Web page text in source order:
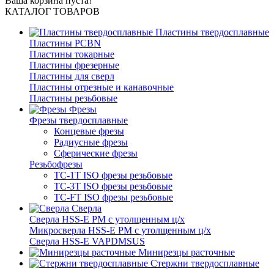
КАТАЛОГ ТОВАРОВ
Пластины твердосплавные
Пластины PCBN
Пластины токарные
Пластины фрезерные
Пластины для сверл
Пластины отрезные и канавочные
Пластины резьбовые
Фрезы
Фрезы твердосплавные
Концевые фрезы
Радиусные фрезы
Сферические фрезы
Резьбофрезы
TC-1T ISO фрезы резьбовые
TC-3T ISO фрезы резьбовые
TC-FT ISO фрезы резьбовые
Сверла
Cверла HSS-E PM c утолщенным ц/х
Микросверла HSS-E PM c утолщенным ц/х
Сверла HSS-E VAPDMSUS
Минирезцы расточные
Cтержни твердосплавные